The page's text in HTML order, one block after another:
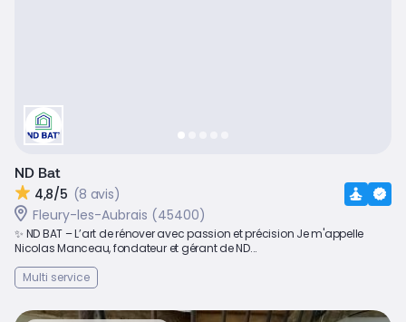
ND Bat
4,8/5 (8 avis)
Fleury-les-Aubrais (45400)
✨ ND BAT – L’art de rénover avec passion et précision Je m'appelle
Nicolas Manceau, fondateur et gérant de ND...
Multi service